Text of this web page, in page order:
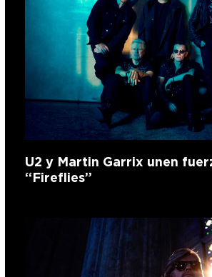
U2 y Martin Garrix unen
“Fireflies”